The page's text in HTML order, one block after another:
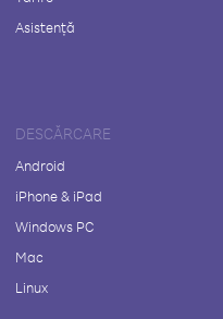
Asistență
DESCĂRCARE
Android
iPhone & iPad
Windows PC
Mac
Linux